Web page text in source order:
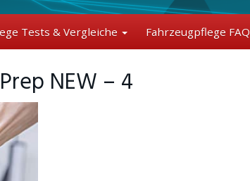
Tests & Vergleiche Fahrzeugpflege FAQ
NEW – 4